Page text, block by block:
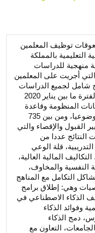
توظيف المعلمين
التعليمية بالمملكة
منهجية للدراسات
أجريت على المعلمين
شامل لجميع الدراسات
ذات الصلة بالموضوع، والمنشورة في الفترة ما بين يناير 2020
بيانات المنظومة وقاعدة
بيانات شمعة التربوية، وتحليلها تحليلا موضوعيا، ومن بين 735
معايير القبول والإقصاء والتي
النتائج عددا من
قلة الوعي
المالية العالية،
النفسية والمخاوف،
التكامل مع المناهج
وهي: إطلاق برامج
الذكاء الاصطناعي في
وفوائد الذكاء
دمج الذكاء
التعاون مع